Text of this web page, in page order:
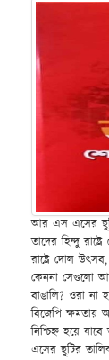
আর এস এসের
তাদের হিন্দু
রাষ্ট্রে দোল
কেননা সেগুলো
বাঙালি? ওরা
বিজেপি
নিশ্চিহ্ন হয়ে
এসের ছুটির